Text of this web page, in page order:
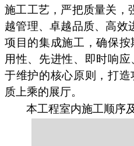
施工工艺，严把质量关，
越管理、卓越品质、高效
项目的集成施工，确保
用性、先进性、即时响
于维护的核心原则，打
质上乘的展厅。
本工程室内施工顺序